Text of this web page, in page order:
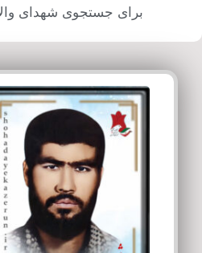
برای جستجوی شهدای